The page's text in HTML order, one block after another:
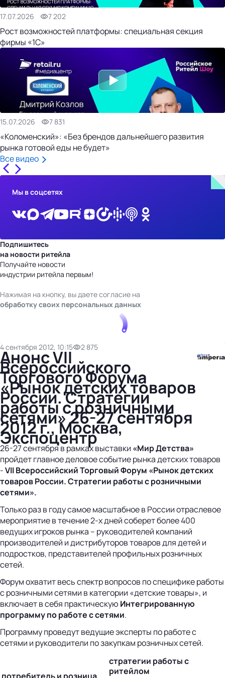
17.07.2026 7 202
Рост возможностей платформы: специальная секция
фирмы «1С»
15.07.2026 7 831
«Коломенский»: «Без брендов дальнейшего развития
рынка готовой еды не будет»
Все видео
Мы в соцсетях
Подпишитесь
на новости ритейла
Получайте новости
индустрии ритейла первым!
Нажимая на кнопку, вы даете согласие на
обработку своих персональных данных
4 сентября 2012, 10:15 2 875
Анонс VII
Всероссийского
Торгового Форума
«Рынок детских товаров
России. Стратегии
работы с розничными
сетями» 26-27 сентября
2012 г., Москва,
Экспоцентр
26-27 сентября в рамках выставки «Мир Детства»
пройдет главное деловое событие рынка детских товаров
-VII Всероссийский Торговый Форум «Рынок детских
товаров России. Стратегии работы с розничными
сетями».
Только раз в году самое масштабное в России отраслевое
мероприятие в течение 2-х дней соберет более 400
ведущих игроков рынка – руководителей компаний
производителей и дистрибуторов товаров для детей и
подростков, представителей профильных розничных
сетей.
Форум охватит весь спектр вопросов по специфике работы
с розничными сетями в категории «детские товары», и
включает в себя практическую Интегрированную
программу по работе с сетями.
Программу проведут ведущие эксперты по работе с
сетями и руководители по закупкам розничных сетей.
потребитель и розница
стратегии работы с
ритейлом